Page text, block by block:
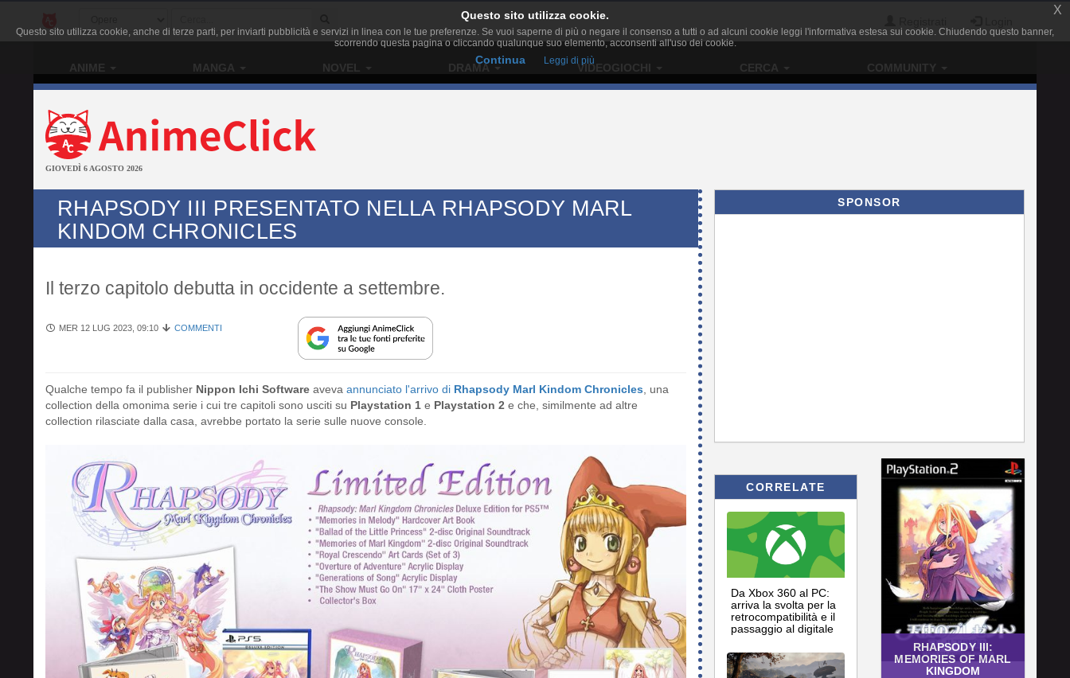
ANIME MANGA NOVEL DRAMA VIDEOGIOCHI CERCA COMMUNITY
GIOVEDÌ 6 AGOSTO 2026
RHAPSODY III PRESENTATO NELLA RHAPSODY MARL
KINDOM CHRONICLES
Il terzo capitolo debutta in occidente a settembre.
MER 12 LUG 2023, 09:10 COMMENTI
Qualche tempo fa il publisher Nippon Ichi Software aveva annunciato l'arrivo di Rhapsody Marl Kindom Chronicles , una
collection della omonima serie i cui tre capitoli sono usciti su Playstation 1 e Playstation 2 e che, similmente ad altre
collection rilasciate dalla casa, avrebbe portato la serie sulle nuove console.
SPONSOR
CORRELATE
Da Xbox 360 al PC:
arriva la svolta per la
retrocompatibilità e il
passaggio al digitale
RHAPSODY III:
MEMORIES OF MARL
KINGDOM
Questo sito utilizza cookie.
Questo sito utilizza cookie, anche di terze parti, per inviarti pubblicità e servizi in linea con le tue preferenze. Se vuoi saperne di più o negare il consenso a tutti o ad alcuni cookie leggi l'informativa estesa sui cookie. Chiudendo questo banner,
scorrendo questa pagina o cliccando qualunque suo elemento, acconsenti all'uso dei cookie.
Continua Leggi di più
X